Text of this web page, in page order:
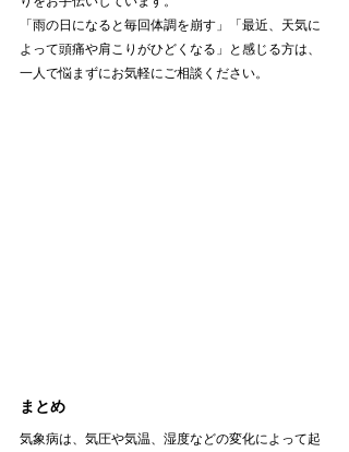
「雨の日になると毎回体調を崩す」「最近、天気に
よって頭痛や肩こりがひどくなる」と感じる方は、
一人で悩まずにお気軽にご相談ください。
まとめ
気象病は、気圧や気温、湿度などの変化によって起